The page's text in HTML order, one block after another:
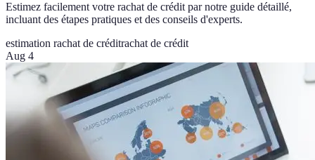
Estimez facilement votre rachat de crédit par notre guide détaillé,
incluant des étapes pratiques et des conseils d'experts.
estimation rachat de créditrachat de crédit
Aug 4